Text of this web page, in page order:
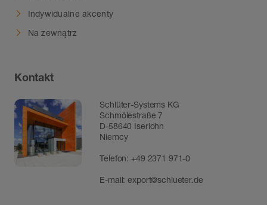
Indywidualne akcenty
Na zewnątrz
Kontakt
Schlüter-Systems KG
Schmölestraße 7
D-58640 Iserlohn
Niemcy
Telefon:+49 2371 971-0
E-mail:export@schlueter.de